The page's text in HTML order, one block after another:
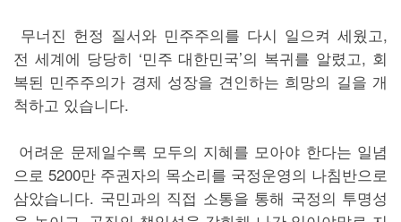
무너진 헌정 질서와 민주주의를 다시 일으켜 세웠고,
전 세계에 당당히 ‘민주 대한민국’의 복귀를 알렸고, 회
복된 민주주의가 경제 성장을 견인하는 희망의 길을 개
척하고 있습니다.
어려운 문제일수록 모두의 지혜를 모아야 한다는 일념
으로 5200만 주권자의 목소리를 국정운영의 나침반으로
삼았습니다. 국민과의 직접 소통을 통해 국정의 투명성